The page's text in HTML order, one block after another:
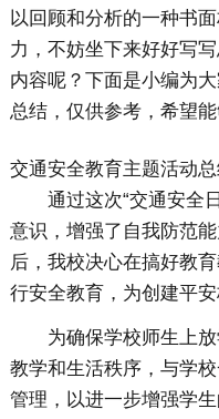
以回顾和分析的一种书
力，不妨坐下来好好写
内容呢？下面是小编为
总结，仅供参考，希望能
交通安全教育主题活动
通过这次“交通安全
意识，增强了自我防范
后，我校决心在搞好教
行安全教育，为创建平安
为确保学校师生上
教学和生活秩序，与学
管理，以进一步增强学